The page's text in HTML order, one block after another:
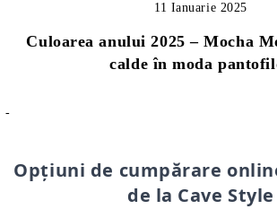
Culoarea anului 2025 – Mocha
calde în moda
11 Ianuarie 2025
-
Opțiuni de cumpărare
de la Cave Style